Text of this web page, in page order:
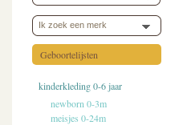
Ik zoek een merk
Geboortelijsten
kinderkleding 0-6 jaar
newborn 0-3m
meisjes 0-24m